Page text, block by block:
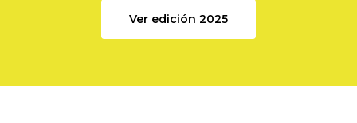
Ver edición 2025